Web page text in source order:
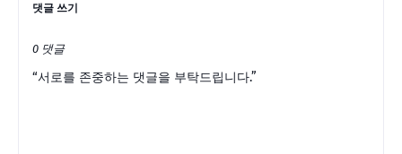
댓글 쓰기
0 댓글
“서로를 존중하는 댓글을 부탁드립니다.”